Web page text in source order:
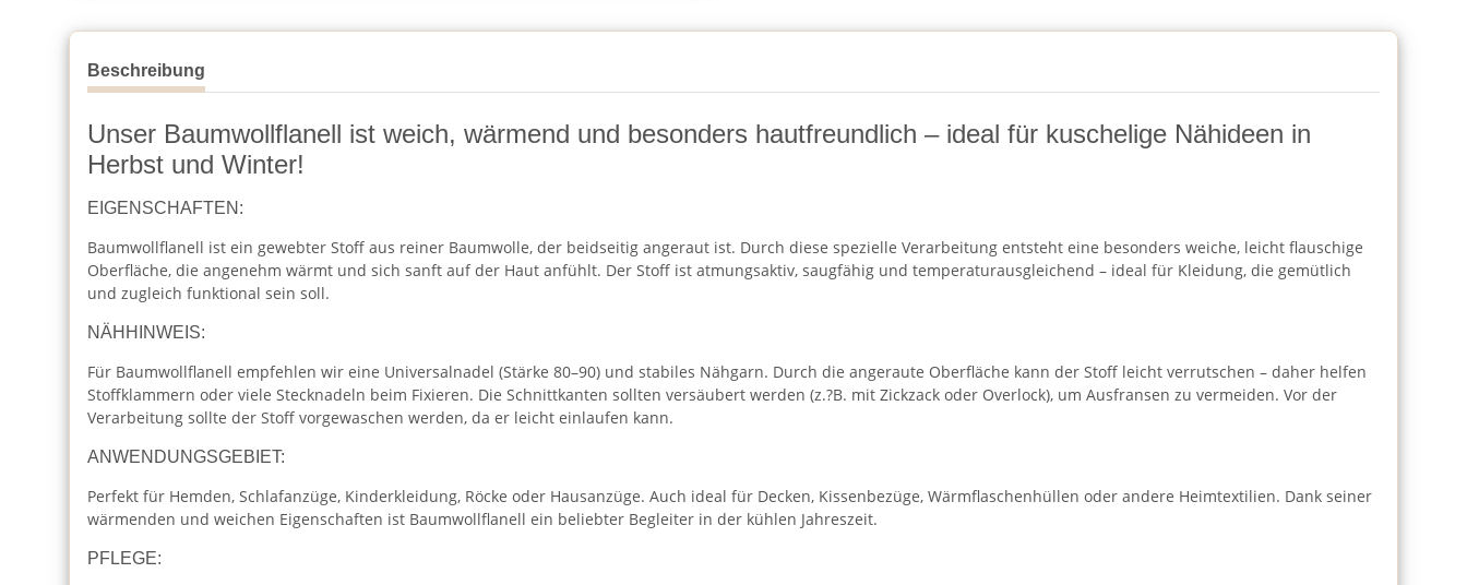
Beschreibung
Unser Baumwollflanell ist weich, wärmend und besonders hautfreundlich – ideal für kuschelige Nähideen in
Herbst und Winter!
EIGENSCHAFTEN:
Baumwollflanell ist ein gewebter Stoff aus reiner Baumwolle, der beidseitig angeraut ist. Durch diese spezielle Verarbeitung entsteht eine besonders weiche, leicht flauschige
Oberfläche, die angenehm wärmt und sich sanft auf der Haut anfühlt. Der Stoff ist atmungsaktiv, saugfähig und temperaturausgleichend – ideal für Kleidung, die gemütlich
und zugleich funktional sein soll.
NÄHHINWEIS:
Für Baumwollflanell empfehlen wir eine Universalnadel (Stärke 80–90) und stabiles Nähgarn. Durch die angeraute Oberfläche kann der Stoff leicht verrutschen – daher helfen
Stoffklammern oder viele Stecknadeln beim Fixieren. Die Schnittkanten sollten versäubert werden (z.?B. mit Zickzack oder Overlock), um Ausfransen zu vermeiden. Vor der
Verarbeitung sollte der Stoff vorgewaschen werden, da er leicht einlaufen kann.
ANWENDUNGSGEBIET:
Perfekt für Hemden, Schlafanzüge, Kinderkleidung, Röcke oder Hausanzüge. Auch ideal für Decken, Kissenbezüge, Wärmflaschenhüllen oder andere Heimtextilien. Dank seiner
wärmenden und weichen Eigenschaften ist Baumwollflanell ein beliebter Begleiter in der kühlen Jahreszeit.
PFLEGE: